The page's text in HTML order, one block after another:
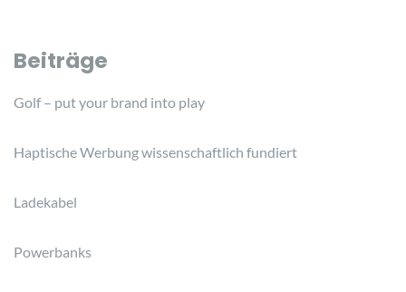
Beiträge
Golf – put your brand into play
Haptische Werbung wissenschaftlich fundiert
Ladekabel
Powerbanks